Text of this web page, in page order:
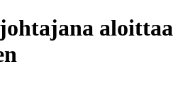
aloittaa